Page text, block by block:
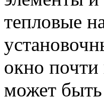
тепловые
окно
может